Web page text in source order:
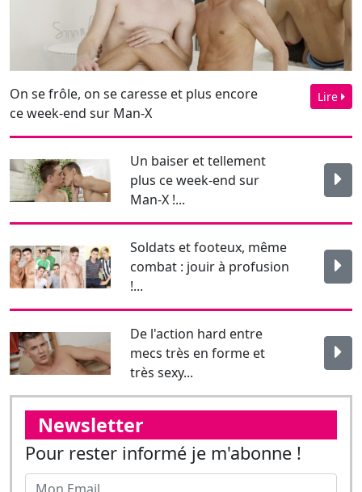
ce week-end sur Man-X
Un baiser et tellement
plus ce week-end sur
Man-X !...
Soldats et footeux, même
combat : jouir à profusion
!...
De l'action hard entre
mecs très en forme et
très sexy...
Pour rester informé je m'abonne !
J'affirme être majeur.